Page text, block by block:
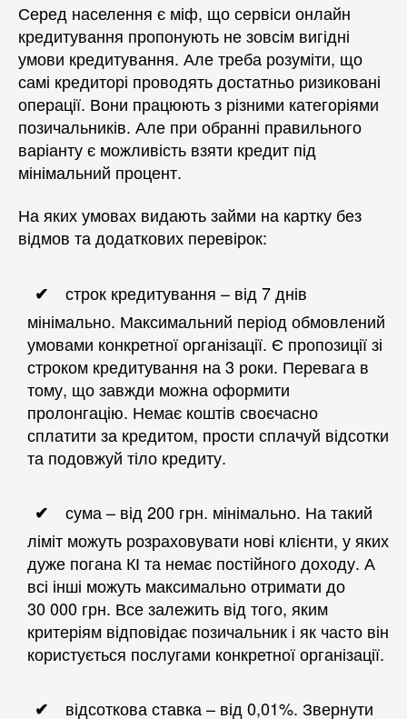
Серед населення є міф, що сервіси онлайн
кредитування пропонують не зовсім вигідні
умови кредитування. Але треба розуміти, що
самі кредиторі проводять достатньо ризиковані
операції. Вони працюють з різними категоріями
позичальників. Але при обранні правильного
варіанту є можливість взяти кредит під
мінімальний процент.
На яких умовах видають займи на картку без
відмов та додаткових перевірок:
строк кредитування – від 7 днів
мінімально. Максимальний період обмовлений
умовами конкретної організації. Є пропозиції зі
строком кредитування на 3 роки. Перевага в
тому, що завжди можна оформити
пролонгацію. Немає коштів своєчасно
сплатити за кредитом, прости сплачуй відсотки
та подовжуй тіло кредиту.
сума – від 200 грн. мінімально. На такий
ліміт можуть розраховувати нові клієнти, у яких
дуже погана КІ та немає постійного доходу. А
всі інші можуть максимально отримати до
30 000 грн. Все залежить від того, яким
критеріям відповідає позичальник і як часто він
користується послугами конкретної організації.
відсоткова ставка – від 0,01%. Звернути